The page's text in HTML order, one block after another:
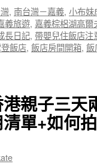
, 南台灣－嘉義, 小布妹
義旅遊, 嘉義棕梠湖高爾
長日記, 帶嬰兒住飯店注
飯店, 飯店房間開箱, 飯
港親子三
單+如何